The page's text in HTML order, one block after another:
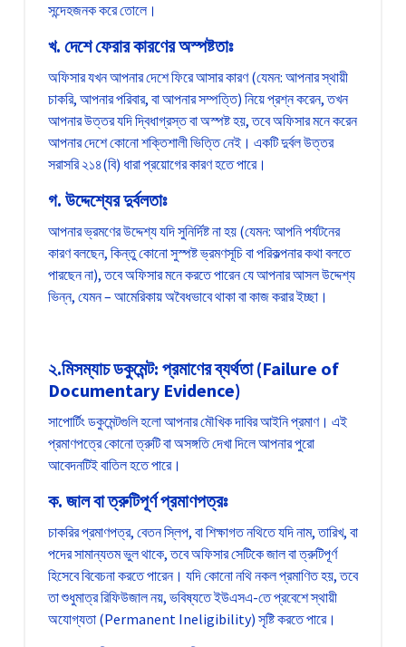
সন্দেহজনক করে তোলে।
খ. দেশে ফেরার কারণের অস্পষ্টতাঃ
অফিসার যখন আপনার দেশে ফিরে আসার কারণ (যেমন: আপনার স্থায়ী
চাকরি, আপনার পরিবার, বা আপনার সম্পত্তি) নিয়ে প্রশ্ন করেন, তখন
আপনার উত্তর যদি দ্বিধাগ্রস্ত বা অস্পষ্ট হয়, তবে অফিসার মনে করেন
আপনার দেশে কোনো শক্তিশালী ভিত্তি নেই। একটি দুর্বল উত্তর
সরাসরি ২১৪(বি) ধারা প্রয়োগের কারণ হতে পারে।
গ. উদ্দেশ্যের দুর্বলতাঃ
আপনার ভ্রমণের উদ্দেশ্য যদি সুনির্দিষ্ট না হয় (যেমন: আপনি পর্যটনের
কারণ বলছেন, কিন্তু কোনো সুস্পষ্ট ভ্রমণসূচি বা পরিকল্পনার কথা বলতে
পারছেন না), তবে অফিসার মনে করতে পারেন যে আপনার আসল উদ্দেশ্য
ভিন্ন, যেমন – আমেরিকায় অবৈধভাবে থাকা বা কাজ করার ইচ্ছা।
২.মিসম্যাচ ডকুমেন্ট: প্রমাণের ব্যর্থতা (Failure of
Documentary Evidence)
সাপোর্টিং ডকুমেন্টগুলি হলো আপনার মৌখিক দাবির আইনি প্রমাণ। এই
প্রমাণপত্রে কোনো ত্রুটি বা অসঙ্গতি দেখা দিলে আপনার পুরো
আবেদনটিই বাতিল হতে পারে।
ক. জাল বা ত্রুটিপূর্ণ প্রমাণপত্রঃ
চাকরির প্রমাণপত্র, বেতন স্লিপ, বা শিক্ষাগত নথিতে যদি নাম, তারিখ, বা
পদের সামান্যতম ভুল থাকে, তবে অফিসার সেটিকে জাল বা ত্রুটিপূর্ণ
হিসেবে বিবেচনা করতে পারেন। যদি কোনো নথি নকল প্রমাণিত হয়, তবে
তা শুধুমাত্র রিফিউজাল নয়, ভবিষ্যতে ইউএসএ-তে প্রবেশে স্থায়ী
অযোগ্যতা (Permanent Ineligibility) সৃষ্টি করতে পারে।